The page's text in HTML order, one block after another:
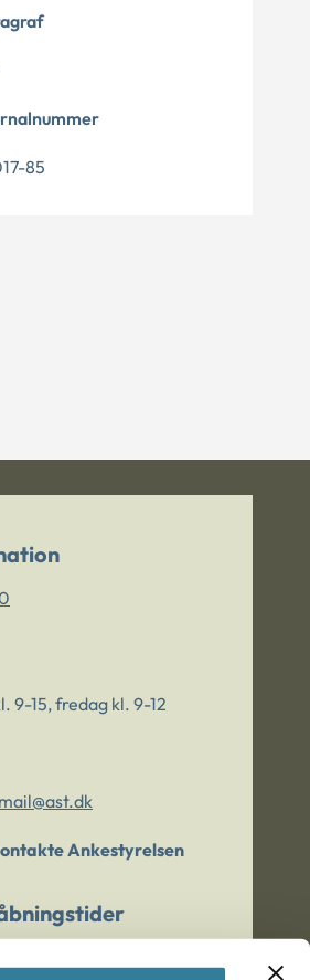
85
9-15, fredag kl. 9-12
Ankestyrelsen